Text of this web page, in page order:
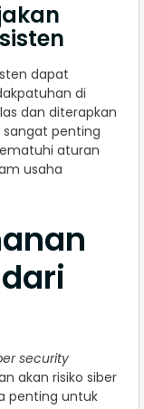
dapat
di
dan diterapkan
sangat penting
aturan
usaha
security
akan risiko siber
penting untuk